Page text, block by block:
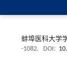
蚌埠医科大学
-1082.
DOI: